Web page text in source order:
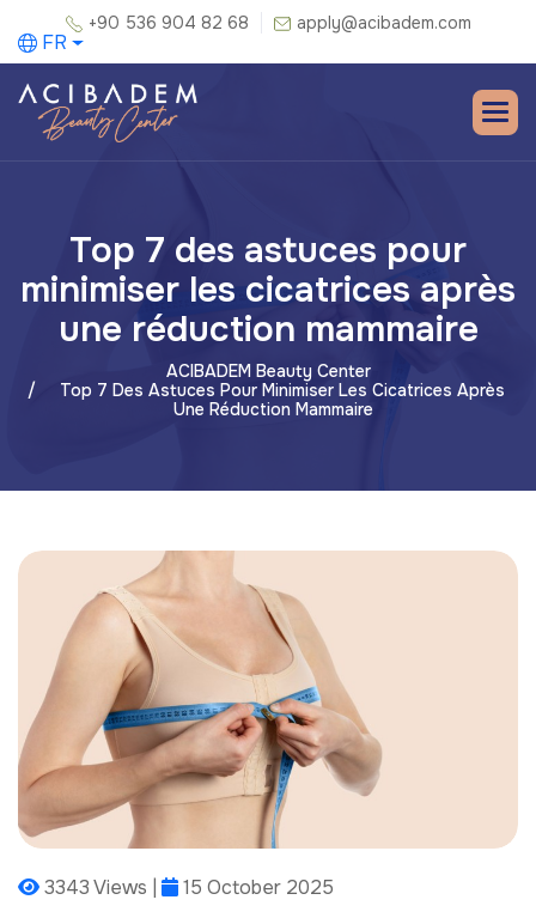
+90 536 904 82 68 apply@acibadem.com
FR
Top 7 des astuces pour
minimiser les cicatrices après
une réduction mammaire
ACIBADEM Beauty Center
Top 7 Des Astuces Pour Minimiser Les Cicatrices Après
Une Réduction Mammaire
3343 Views | 15 October 2025